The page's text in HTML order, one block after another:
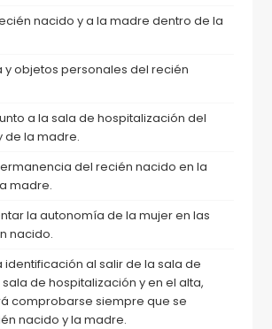
nacido y a la madre dentro de la
y objetos personales del recién
a la sala de hospitalización del
de la madre.
del recién nacido en la
madre.
la autonomía de la mujer en las
nacido.
identificación al salir de la sala de
de hospitalización y en el alta,
comprobarse siempre que se
nacido y la madre.